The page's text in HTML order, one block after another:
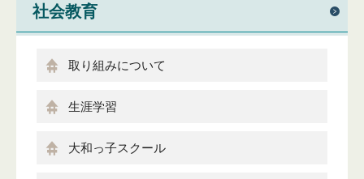
社会教育
取り組みについて
生涯学習
大和っ子スクール